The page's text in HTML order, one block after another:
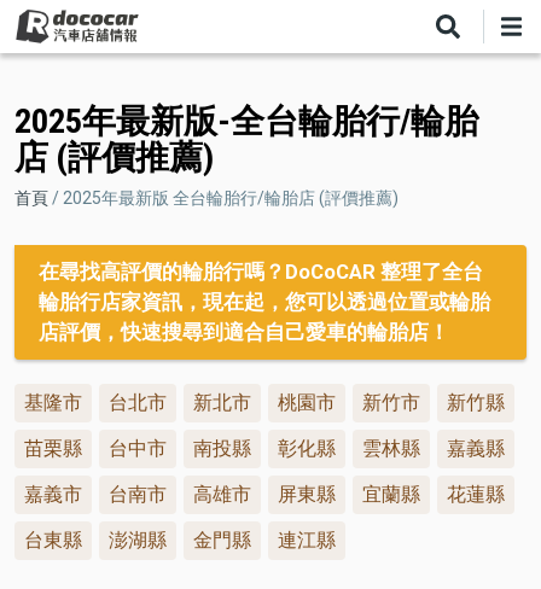
移
至
內
容2025年最新版-全台輪胎行/輪胎
店 (評價推薦)
導
航
連
結
首頁 2025年最新版 全台輪胎行/輪胎店 (評價推薦)
在尋找高評價的輪胎行嗎？DoCoCAR 整理了全台
輪胎行店家資訊，現在起，您可以透過位置或輪胎
店評價，快速搜尋到適合自己愛車的輪胎店！
基隆市 台北市 新北市 桃園市 新竹市
新竹縣
苗栗縣
台中市 南投縣 彰化縣 雲林縣
嘉義縣
嘉義市
台南市 高雄市 屏東縣 宜蘭縣
花蓮縣
台東縣
澎湖縣 金門縣 連江縣